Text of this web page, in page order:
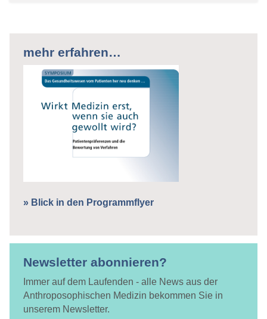
mehr erfahren…
» Blick in den Programmflyer
Newsletter abonnieren?
Immer auf dem Laufenden - alle News aus der
Anthroposophischen Medizin bekommen Sie in
unserem Newsletter.